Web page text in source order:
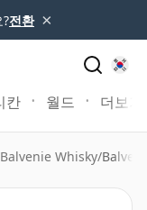
전환 ×
칸 월드 더보기
Balvenie Whisky/